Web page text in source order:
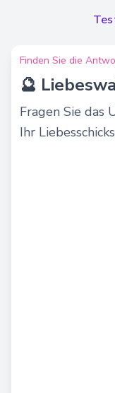
Finden Sie die
🔮
Fragen Sie das
Ihr